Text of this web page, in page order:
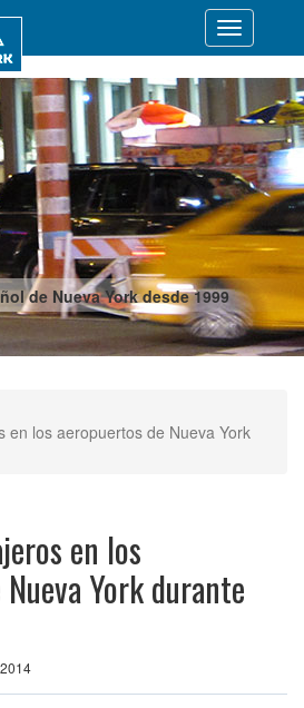
de Nueva York desde 1999
Desplegar
en los aeropuertos de Nueva York
en los
York durante